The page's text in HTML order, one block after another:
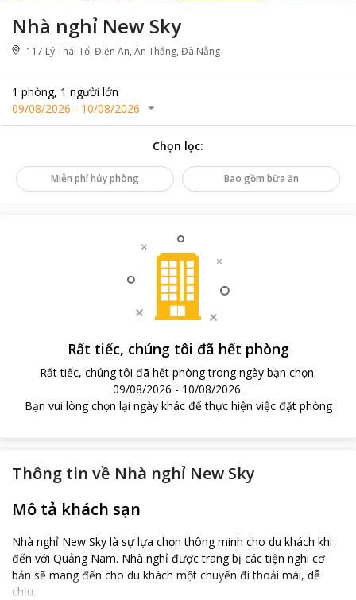
Nhà nghỉ New Sky
117 Lý Thái Tổ, Điện An, An Thắng, Đà Nẵng
1 phòng, 1 người lớn
09/08/2026 - 10/08/2026
Chọn lọc:
Miễn phí hủy phòng Bao gồm bữa ăn
Rất tiếc, chúng tôi đã hết phòng
Rất tiếc, chúng tôi đã hết phòng trong ngày bạn chọn:
09/08/2026 - 10/08/2026.
Bạn vui lòng chọn lại ngày khác để thực hiện việc đặt phòng
Thông tin về Nhà nghỉ New Sky
Mô tả khách sạn
Nhà nghỉ New Sky là sự lựa chọn thông minh cho du khách khi
đến với Quảng Nam. Nhà nghỉ được trang bị các tiện nghi cơ
bản sẽ mang đến cho du khách một chuyến đi thoải mái, dễ
chịu.